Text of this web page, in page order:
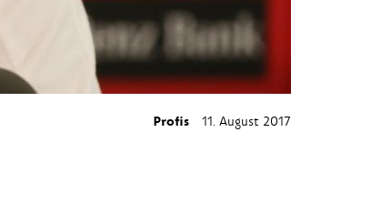
Profis 11. August 2017